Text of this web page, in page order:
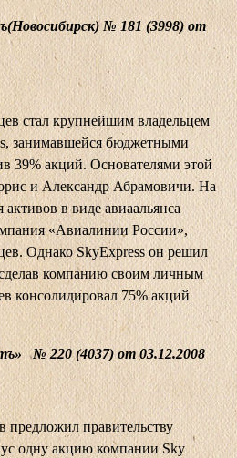
№ 181 (3998) от
стал крупнейшим владельцем
занимавшейся бюджетными
39% акций. Основателями этой
и Александр Абрамовичи. На
в виде авиаальянса
«Авиалинии России»,
Однако SkyExpress он решил
сделав компанию своим личным
консолидировал 75% акций
№ 220 (4037) от 03.12.2008
предложил правительству
одну акцию компании Sky